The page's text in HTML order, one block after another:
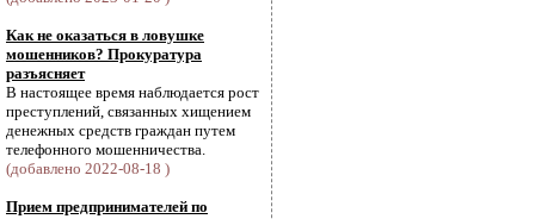
Как не оказаться в ловушке
мошенников? Прокуратура
разъясняет
В настоящее время наблюдается рост
преступлений, связанных хищением
денежных средств граждан путем
телефонного мошенничества.
(добавлено 2022-08-18 )
Прием предпринимателей по